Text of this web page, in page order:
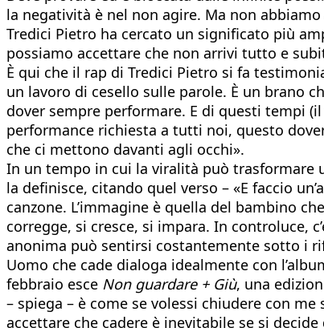
la negatività è nel non agire. Ma non
Tredici Pietro ha cercato un significato più
possiamo accettare che non arrivi tutto e
È qui che il rap di Tredici Pietro si fa
un lavoro di cesello sulle parole. È un brano
dover sempre performare. E di questi tempi
performance richiesta a tutti noi, questo
che ci mettono davanti agli occhi».
In un tempo in cui la viralità può trasformare
la definisce, citando quel verso – «E faccio
canzone. L’immagine è quella del bambino
corregge, si cresce, si impara. In controluce,
anonima può sentirsi costantemente sotto i
Uomo che cade dialoga idealmente con
febbraio esce Non guardare + Giù, una
– spiega – è come se volessi chiudere con
accettare che cadere è inevitabile se si